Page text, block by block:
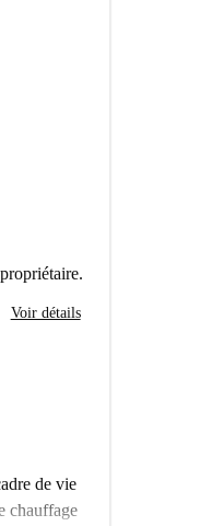
Voir détails
de vie
chauffage